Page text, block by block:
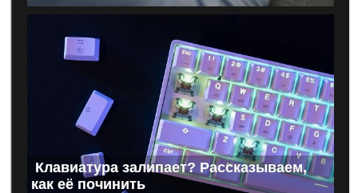
Клавиатура залипает? Рассказываем,
как её починить